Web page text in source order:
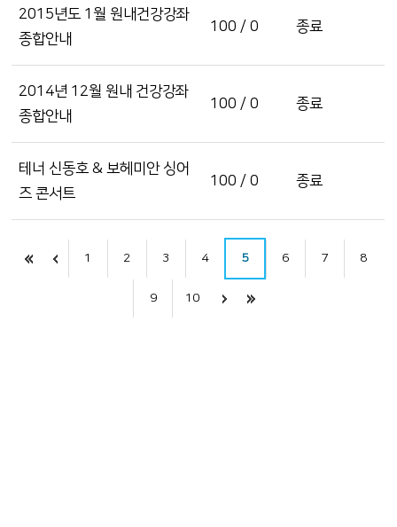
2015년도 1월 원내건강강좌
종합안내
100 / 0 종료
2014년 12월 원내 건강강좌
종합안내
100 / 0 종료
테너 신동호 & 보헤미안 싱어
즈 콘서트
100 / 0 종료
1 2 3 4 5 6 7 8
9 10